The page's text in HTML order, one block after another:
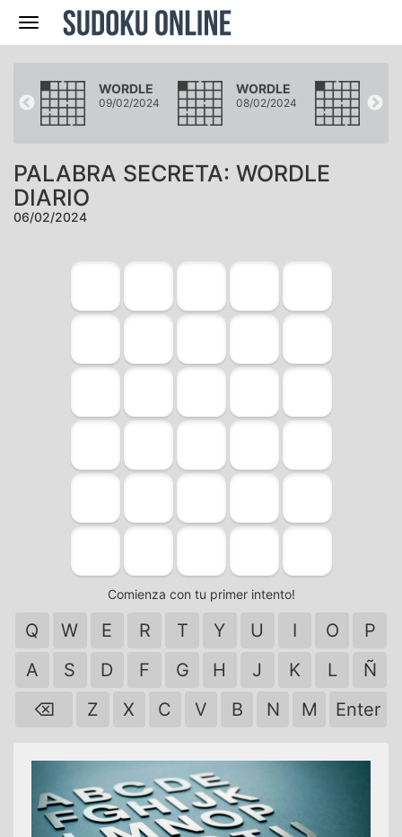
Navegación
WORDLE
09/02/2024
WORDLE
08/02/2024 07/
PALABRA SECRETA: WORDLE
DIARIO
06/02/2024
Comienza con tu primer intento!
Q W E R T Y U I O
P
A
S D F G H J K L
Ñ
⌫
Z X C V B N M Enter